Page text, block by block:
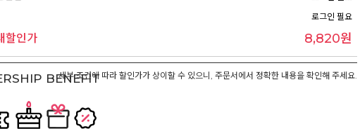
로그인 필요
할인가 8,820원
세부 조건에 따라 할인가가 상이할 수 있으니, 주문서에서 정확한 내용을 확인해 주세요.
BENEFIT